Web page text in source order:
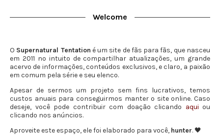
Welcome
O Supernatural Tentation é um site de fãs para fãs, que nasceu
em 2011 no intuito de compartilhar atualizações, um grande
acervo de informações, conteúdos exclusivos, e claro, a paixão
em comum pela série e seu elenco.
Apesar de sermos um projeto sem fins lucrativos, temos
custos anuais para conseguirmos manter o site online. Caso
deseje, você pode contribuir com doação clicando aqui ou
clicando nos anúncios.
Aproveite este espaço, ele foi elaborado para você, hunter. 🖤